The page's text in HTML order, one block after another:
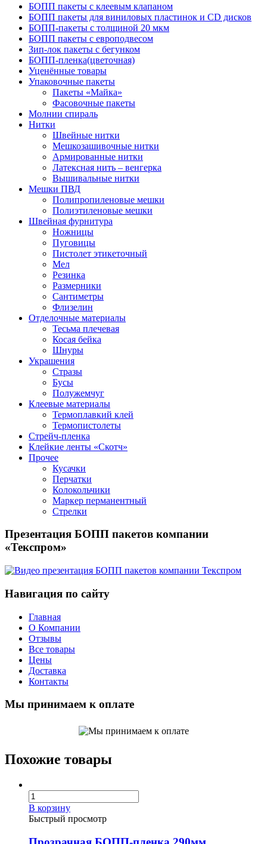
БОПП пакеты с клеевым клапаном
БОПП пакеты для виниловых пластинок и CD дисков
БОПП-пакеты с толщиной 20 мкм
БОПП пакеты с европодвесом
Зип-лок пакеты с бегунком
БОПП-пленка(цветочная)
Уценённые товары
Упаковочные пакеты
Пакеты «Майка»
Фасовочные пакеты
Молнии спираль
Нитки
Швейные нитки
Мешкозашивочные нитки
Армированные нитки
Латексная нить – венгерка
Вышивальные нитки
Мешки ПВД
Полипропиленовые мешки
Полиэтиленовые мешки
Швейная фурнитура
Ножницы
Пуговицы
Пистолет этикеточный
Мел
Резинка
Размерники
Сантиметры
Флизелин
Отделочные материалы
Тесьма плечевая
Косая бейка
Шнуры
Украшения
Стразы
Бусы
Полужемчуг
Клеевые материалы
Термоплавкий клей
Термопистолеты
Стрейч-пленка
Клейкие ленты «Скотч»
Прочее
Кусачки
Перчатки
Колокольчики
Маркер перманентный
Стрелки
Презентация БОПП пакетов компании
«Текспром»
Навигация по сайту
Главная
О Компании
Отзывы
Все товары
Цены
Доставка
Контакты
Мы принимаем к оплате
Похожие товары
В корзину
Быстрый просмотр